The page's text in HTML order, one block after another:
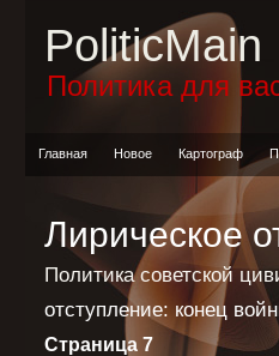
PoliticMain
Политика для
Главная Новое Картограф
Лирическое
Политика советской
отступление: конец
Страница 7